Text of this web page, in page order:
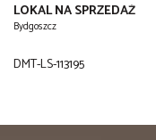
LOKAL NA SPRZEDAŻ
Bydgoszcz
DMT-LS-113195